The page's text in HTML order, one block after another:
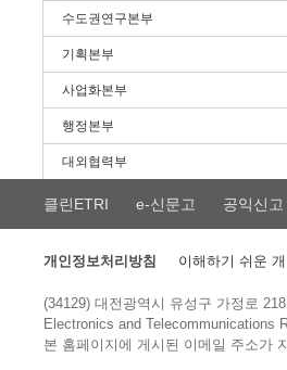
수도권연구본부
기획본부
사업화본부
행정본부
대외협력부
클린ETRI e-신문고 공익신고
개인정보처리방침 이해하기 쉬운
(34129) 대전광역시 유성구 가정로
Electronics and Telecommunications
본 홈페이지에 게시된 이메일 주소가